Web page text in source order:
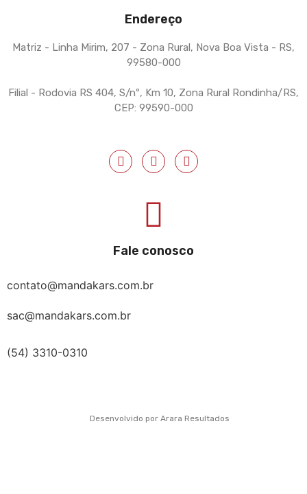
Endereço
Matriz - Linha Mirim, 207 - Zona Rural, Nova Boa Vista - RS,
99580-000
Filial - Rodovia RS 404, S/nº, Km 10, Zona Rural Rondinha/RS,
CEP: 99590-000
Fale conosco
contato@mandakars.com.br
sac@mandakars.com.br
(54) 3310-0310
Desenvolvido por Arara Resultados